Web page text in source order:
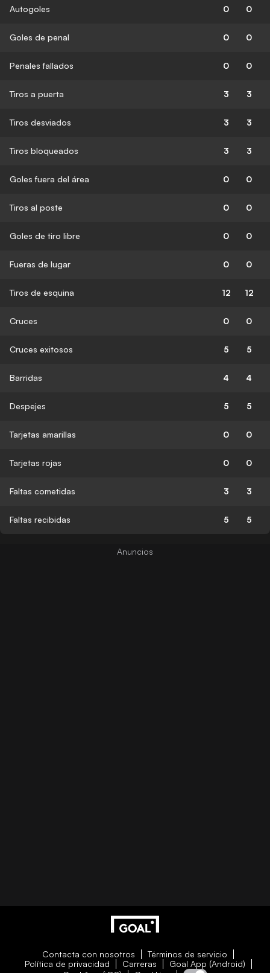
Autogoles 0 0
Goles de penal 0 0
Penales fallados 0 0
Tiros a puerta 3 3
Tiros desviados 3 3
Tiros bloqueados 3 3
Goles fuera del área 0 0
Tiros al poste 0 0
Goles de tiro libre 0 0
Fueras de lugar 0 0
Tiros de esquina 12 12
Cruces 0 0
Cruces exitosos 5 5
Barridas 4 4
Despejes 5 5
Tarjetas amarillas 0 0
Tarjetas rojas 0 0
Faltas cometidas 3 3
Faltas recibidas 5 5
Contacta con nosotros
Términos de servicio
Política de privacidad
Carreras
Goal App (Android)